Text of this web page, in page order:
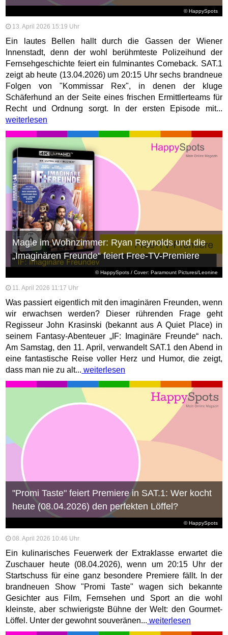
© HappySpots
13. April 2026 15:19 Uhr
Ein lautes Bellen hallt durch die Gassen der Wiener
Innenstadt, denn der wohl berühmteste Polizeihund der
Fernsehgeschichte feiert ein fulminantes Comeback. SAT.1
zeigt ab heute (13.04.2026) um 20:15 Uhr sechs brandneue
Folgen von "Kommissar Rex", in denen der kluge
Schäferhund an der Seite eines frischen Ermittlerteams für
Recht und Ordnung sorgt. In der ersten Episode mit...
weiterlesen
© HappySpots / Cover: Paramount Pictures/Leonine
Magie im Wohnzimmer: Ryan Reynolds und die
„Imaginären Freunde“ feiert Free-TV-Premiere
11. April 2026 11:17 Uhr
Was passiert eigentlich mit den imaginären Freunden, wenn
wir erwachsen werden? Dieser rührenden Frage geht
Regisseur John Krasinski (bekannt aus A Quiet Place) in
seinem Fantasy-Abenteuer „IF: Imaginäre Freunde“ nach.
Am Samstag, den 11. April, verwandelt SAT.1 den Abend in
eine fantastische Reise voller Herz und Humor, die zeigt,
dass man nie zu alt... weiterlesen
© HappySpots
"Promi Taste" feiert Premiere in SAT.1: Wer kocht
heute (08.04.2026) den perfekten Löffel?
08. April 2026 10:46 Uhr
Ein kulinarisches Feuerwerk der Extraklasse erwartet die
Zuschauer heute (08.04.2026), wenn um 20:15 Uhr der
Startschuss für eine ganz besondere Premiere fällt. In der
brandneuen Show "Promi Taste" wagen sich bekannte
Gesichter aus Film, Fernsehen und Sport an die wohl
kleinste, aber schwierigste Bühne der Welt: den Gourmet-
Löffel. Unter der gewohnt souveränen... weiterlesen